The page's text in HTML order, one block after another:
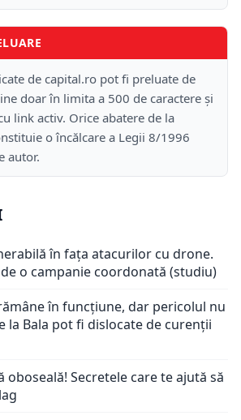
de capital.ro pot fi preluate de
doar în limita a 500 de caractere și
link activ. Orice abatere de la
o încălcare a Legii 8/1996
autor.
în fața atacurilor cu drone.
o campanie coordonată (studiu)
în funcțiune, dar pericolul nu
la Bala pot fi dislocate de curenții
oboseală! Secretele care te ajută să